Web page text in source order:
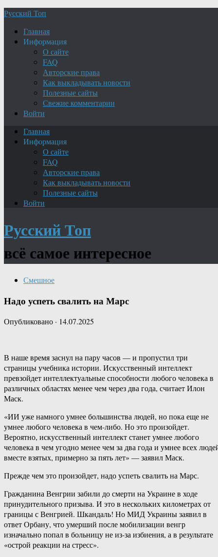
Русский Топ
Главная
Информация
О сайте
FAQ
Авторские права
Как выкладывать новости
Полезные сайты
Свежие комментарии
Войти
Главная
Информация
О сайте
FAQ
Авторские права
Как выкладывать новости
Полезные сайты
Войти
Русский Топ
всё самое интересное
Смешное
Надо успеть свалить на Марс
Опубликовано · 14.07.2025
В наше время заснул на пару часов — и пропустил три
страницы учебника истории. Искусственный интеллект
превзойдет интеллектуальные способности любого человека в
различных областях менее чем через два года, считает Илон
Маск.
«ИИ уже намного умнее большинства людей, но пока еще не
умнее любого человека в чем-либо. Но это произойдет.
Вероятно, искусственный интеллект станет умнее любого
человека в чем угодно менее чем за два года и умнее всех
вместе взятых, примерно за пять лет» — заявил Маск.
Прежде чем это произойдет, надо успеть свалить на Марс.
Гражданина Венгрии забили до смерти на Украине в ходе
принудительного призыва. И это в нескольких километрах от
границы с Венгрией. Шкандаль! Но МИД Украины заявил в
ответ Орбану, что умерший после мобилизации венгр
изначально попал в больницу не из-за избиения, а в результате
«острой реакции на стресс».